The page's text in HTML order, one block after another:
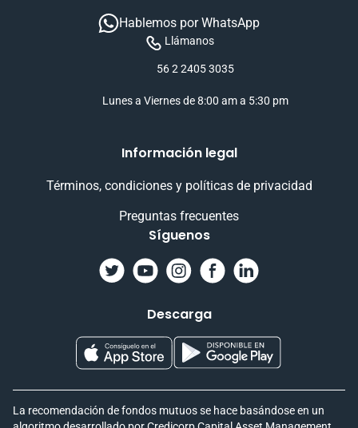
Hablemos por WhatsApp
Llámanos
56 2 2405 3035
Lunes a Viernes de 8:00 am a 5:30 pm
Información legal
Términos, condiciones y políticas de privacidad
Preguntas frecuentes
Síguenos
Descarga
La recomendación de fondos mutuos se hace basándose en un